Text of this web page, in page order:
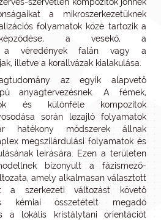
a mikroszerkezetüknek
folyamatok közé tartozik a
a vesekő, a
a véredények falán vagy a
illetve a korallvázak kialakulása.
az egyik alapvető
anyagtervezésnek. A fémek,
és különféle kompozitok
során lezajló folyamatok
hatékony módszerek állnak
megszilárdulási folyamatok és
leírására. Ezen a területen
bizonyult a fázismező-
amely alkalmasan választott
a szerkezeti változást követő
kémiai összetételt megadó
a lokális kristálytani orientációt